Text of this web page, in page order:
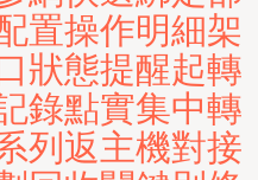
置操作明細架
狀態提醒起轉
錄點實集中轉
列返主機對接